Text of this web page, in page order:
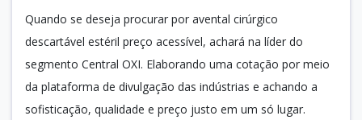
Quando se deseja procurar por avental cirúrgico
descartável estéril preço acessível, achará na líder do
segmento Central OXI. Elaborando uma cotação por meio
da plataforma de divulgação das indústrias e achando a
sofisticação, qualidade e preço justo em um só lugar.